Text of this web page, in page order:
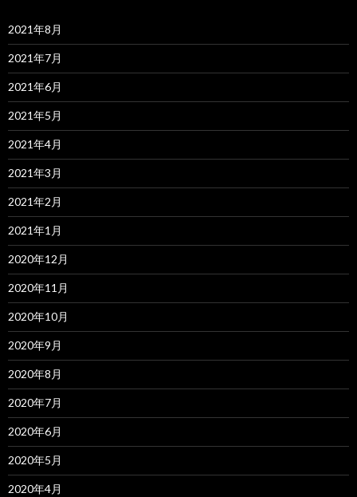
2021年8月
2021年7月
2021年6月
2021年5月
2021年4月
2021年3月
2021年2月
2021年1月
2020年12月
2020年11月
2020年10月
2020年9月
2020年8月
2020年7月
2020年6月
2020年5月
2020年4月